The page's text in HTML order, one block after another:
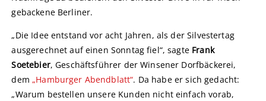
gebackene Berliner.
„Die Idee entstand vor acht Jahren, als der Silvestertag
ausgerechnet auf einen Sonntag fiel“, sagte Frank
Soetebier, Geschäftsführer der Winsener Dorfbäckerei,
dem„Hamburger Abendblatt“. Da habe er sich gedacht:
„Warum bestellen unsere Kunden nicht einfach vorab,